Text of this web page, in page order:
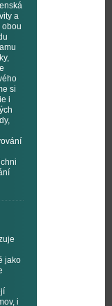
a
obou
si
i
jako
i